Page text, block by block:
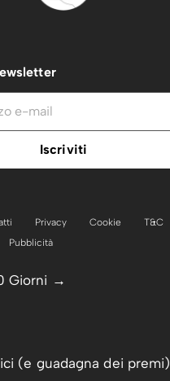
Privacy Cookie T&C
Pubblicità
Giorni →
(e guadagna dei premi)